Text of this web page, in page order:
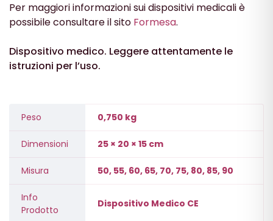
Per maggiori informazioni sui dispositivi medicali è
possibile consultare il sito Formesa.
Dispositivo medico. Leggere attentamente le
istruzioni per l’uso.
Peso 0,750 kg
Dimensioni 25 × 20 × 15 cm
Misura 50, 55, 60, 65, 70, 75, 80, 85, 90
Info
Prodotto
Dispositivo Medico CE